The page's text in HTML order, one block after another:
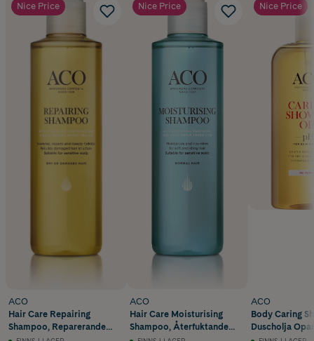
Nice Price
ACO
Hair Care Repairing
Shampoo, Reparerande
Schampo Torrt Hår 250 ml
Nice Price
ACO
Hair Care Moisturising
Shampoo, Återfuktande
Schampo 250 ml
Nice Price
ACO
Body Caring
Duscholja
400 ml